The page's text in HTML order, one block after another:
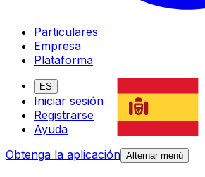
Particulares
Empresa
Plataforma
ES
Iniciar sesión
Registrarse
Ayuda
Obtenga la aplicación Alternar menú